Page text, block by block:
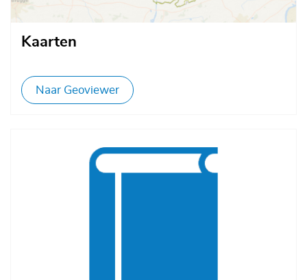
Kaarten
Naar Geoviewer